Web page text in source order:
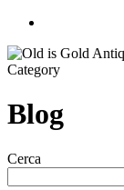
Category
Blog
Cerca